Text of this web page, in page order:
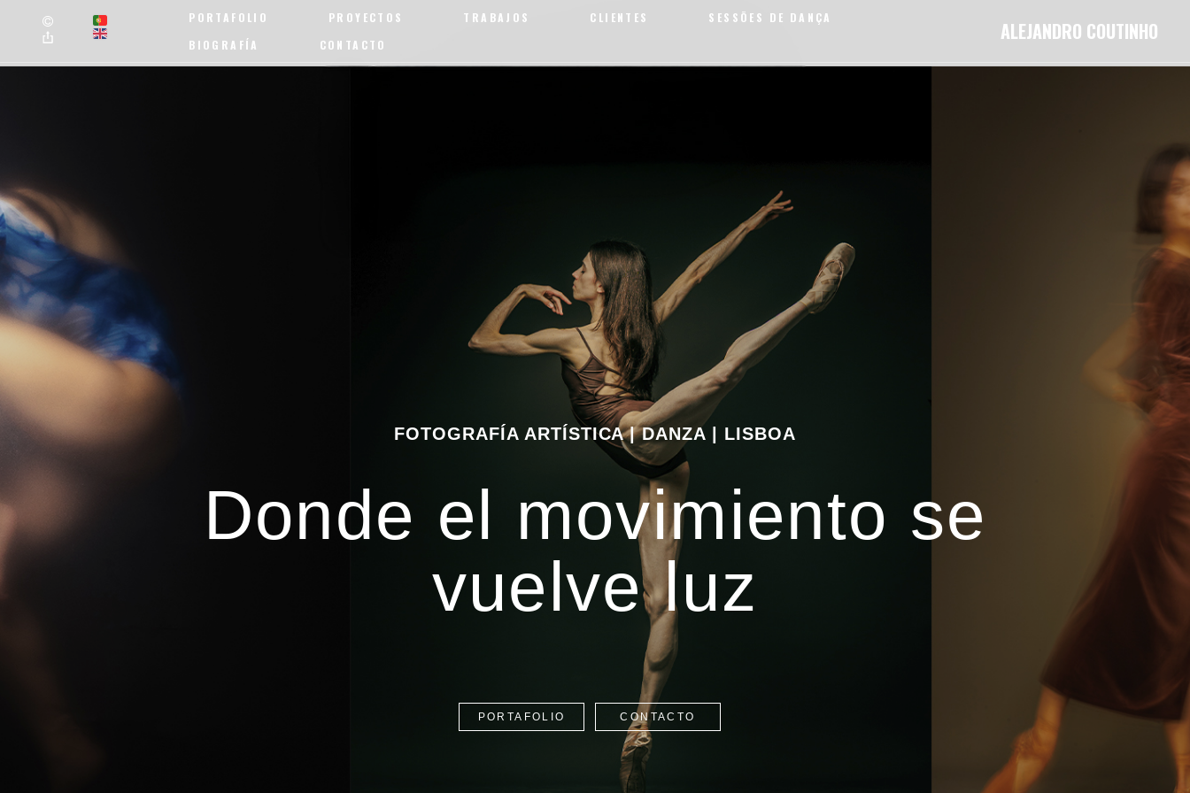
PORTAFOLIO PROYECTOS TRABAJOS CLIENTES
SESSÕES DE DANÇA
BIOGRAFÍA
CONTACTO
ALEJANDRO COUTINHO
FOTOGRAFÍA ARTÍSTICA | DANZA | LISBOA
Donde el movimiento se
vuelve luz
PORTAFOLIO CONTACTO